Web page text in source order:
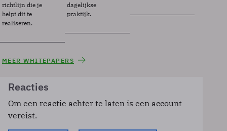
richtlijn die je
helpt dit te
realiseren.
dagelijkse
praktijk.
MEER WHITEPAPERS
Reacties
Om een reactie achter te laten is een account
vereist.